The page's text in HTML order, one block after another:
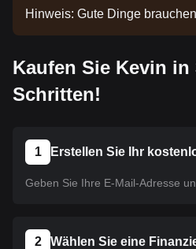
Hinweis: Gute Dinge
Listings informiert zu werden.
um es zu kaufen. Dasselbe
Kaufen Sie Kevin in
Schritten!
1 Erstellen Sie Ihr
Geben Sie Ihre E-Mail-Adresse
2 Wählen Sie eine